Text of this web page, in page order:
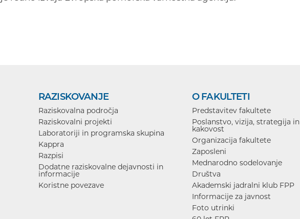
RAZISKOVANJE
Raziskovalna področja
Raziskovalni projekti
Laboratoriji in programska skupina
Kappra
Razpisi
Dodatne raziskovalne dejavnosti in
informacije
Koristne povezave
O FAKULTETI
Predstavitev fakultete
Poslanstvo, vizija, strategija in
kakovost
Organizacija fakultete
Zaposleni
Mednarodno sodelovanje
Društva
Akademski jadralni klub FPP
Informacije za javnost
Foto utrinki